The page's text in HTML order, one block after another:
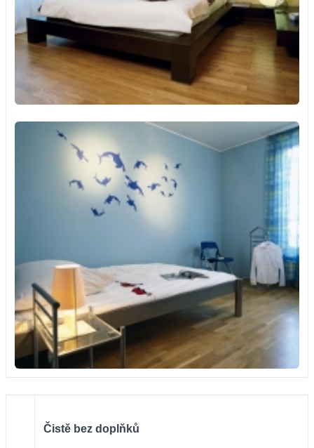
Čistě bez doplňků